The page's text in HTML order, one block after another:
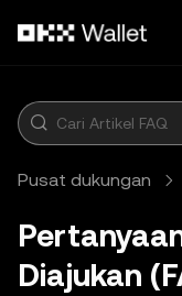
Pusat dukungan
Diajukan